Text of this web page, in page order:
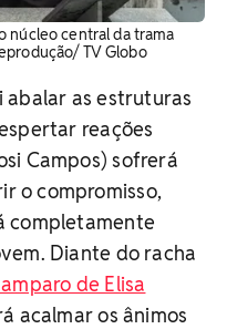
núcleo central da trama
TV Globo
as estruturas
reações
Campos) sofrerá
o compromisso,
completamente
Diante do racha
de Elisa
acalmar os ânimos